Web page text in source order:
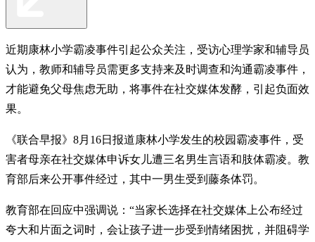
近期康林小学霸凌事件引起公众关注，受访心理学家和辅导员
认为，教师和辅导员需更多支持来及时调查和沟通霸凌事件，
才能避免父母焦虑无助，将事件在社交媒体发酵，引起负面效
果。
《联合早报》8月16日报道康林小学发生的校园霸凌事件，受
害者母亲在社交媒体申诉女儿遭三名男生言语和肢体霸凌。教
育部后来公开事件经过，其中一男生受到藤条体罚。
教育部在回应中强调说：“当家长选择在社交媒体上公布经过
夸大和片面之词时，会让孩子进一步受到情绪困扰，并阻碍学